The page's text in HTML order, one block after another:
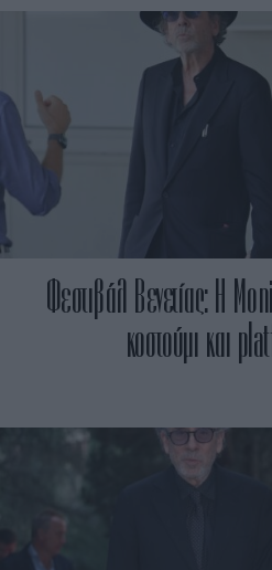
Φεστιβάλ Βενετίας: H
κοστούμι και